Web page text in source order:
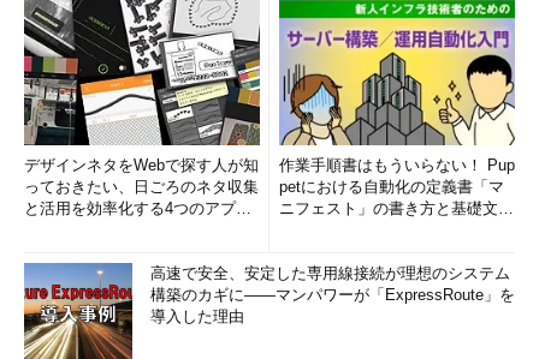
デザインネタをWebで探す人が知
っておきたい、日ごろのネタ収集
と活用を効率化する4つのアプリ
作業手順書はもういらない！ Pup
petにおける自動化の定義書「マ
ニフェスト」の書き方と基礎文法
高速で安全、安定した専用線接続が理想のシステム
構築のカギに――マンパワーが「ExpressRoute」を
導入した理由